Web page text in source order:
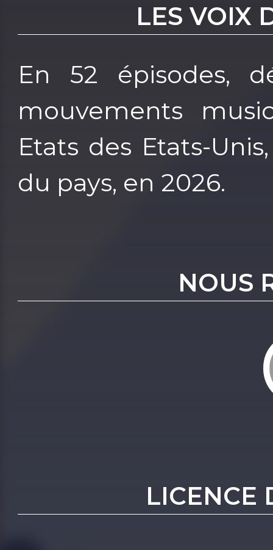
LES VOIX
En 52 épisodes,
mouvements
Etats des Etats-
du pays, en 2026.
NOUS
LICENCE